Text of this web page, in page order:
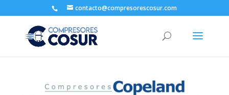
contacto@compresorescosur.com